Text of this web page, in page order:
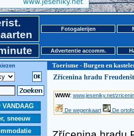
Fotogalerijen
Advertentie accomm.
Toerisme - Burgen en
sneeuw
Zřícenina hradu
WWW: www.jeseniky.net/
De wegenkaart De